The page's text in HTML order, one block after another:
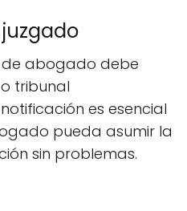
de abogado debe
tribunal
es esencial
pueda asumir la
sin problemas.